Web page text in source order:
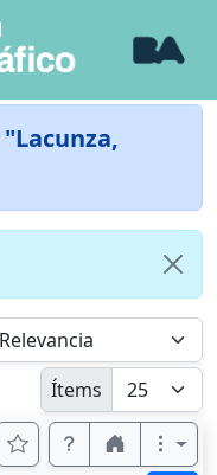
"Lacunza,
Ítems